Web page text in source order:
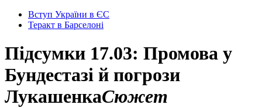
Вступ України в ЄС
Теракт в Барселоні
Підсумки 17.03: Промова у
Бундестазі й погрози
ЛукашенкаСюжет